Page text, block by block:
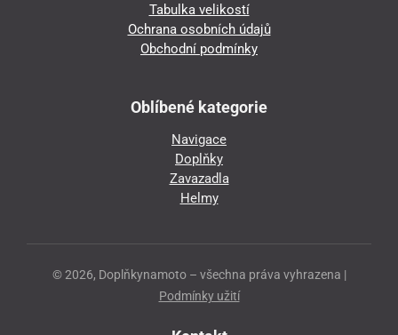
Tabulka velikostí
Ochrana osobních údajů
Obchodní podmínky
Oblíbené kategorie
Navigace
Doplňky
Zavazadla
Helmy
© 2026, Doplňkynamoto – všechna práva vyhrazena |
Podmínky užití